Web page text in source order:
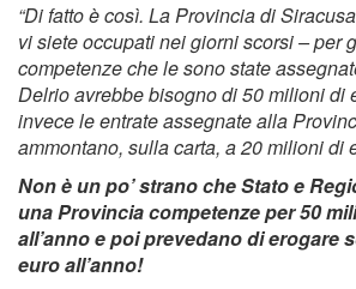
“Di fatto è così. La Provincia di
vi siete occupati nei giorni scorsi – per
competenze che le sono state
Delrio avrebbe bisogno di 50 milioni di
invece le entrate assegnate alla
ammontano, sulla carta, a 20 milioni di
Non è un po’ strano che Stato e
una Provincia competenze per 50
all’anno e poi prevedano di erogare
euro all’anno!